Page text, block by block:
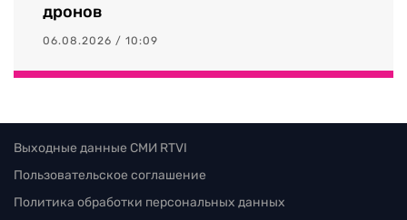
дронов
06.08.2026 / 10:09
Выходные данные СМИ RTVI
Пользовательское соглашение
Политика обработки персональных данных